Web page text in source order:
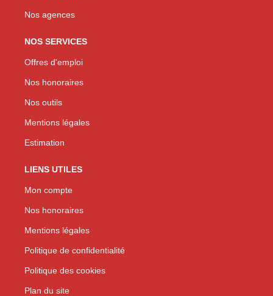
Nos agences
NOS SERVICES
Offres d'emploi
Nos honoraires
Nos outils
Mentions légales
Estimation
LIENS UTILES
Mon compte
Nos honoraires
Mentions légales
Politique de confidentialité
Politique des cookies
Plan du site